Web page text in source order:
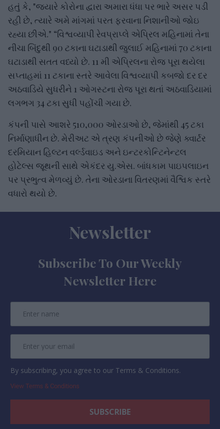
હતું કે, "જ્યારે કોરોના દ્વારા અમારા ધંધા પર ભારે અસર પડી
રહી છે, ત્યારે અમે માંગમાં પરત ફરવાના નિશાનીઓ જોઇ
રહ્યા છીએ." “વિશ્વવ્યાપી રેવપ્રાપ્લે એપ્રિલ મહિનામાં તેના
નીચા બિંદુથી 90 ટકાના ઘટાડાથી જુલાઈ મહિનામાં 70 ટકાના
ઘટાડાથી સતત વધ્યો છે. 11 મી એપ્રિલના રોજ પૂરા થયેલા
સપ્તાહમાં 11 ટકાના સ્તરે આવેલા વિશ્વવ્યાપી કબજો દર દર
અઠવાડિયે સુધરીને 1 ઓગસ્ટના રોજ પૂરા થતાં અઠવાડિયામાં
લગભગ 34 ટકા સુધી પહોંચી ગયા છે.
કંપની પાસે આશરે 510,000 ઓરડાઓ છે, જેમાંથી 45 ટકા
નિર્માણાધીન છે. મેરીઅટ એ ત્રણ કંપનીઓ છે જેણે ક્વાર્ટર
દરમિયાન હિલ્ટન વર્લ્ડવાઇડ અને ઇન્ટરકોન્ટિનેન્ટલ
હોટેલ્સ જૂથની સાથે એકંદર યુ.એસ. બાંધકામ પાઇપલાઇન
પર પ્રભુત્વ મેળવ્યું છે. તેના ઓરડાના વિતરણમાં વૈશ્વિક સ્તરે
વધારો થયો છે.
Newsletter
Subscribe To Our Weekly
Newsletter Here
By subscribing, you agree to our Terms & Conditions.
View Terms & Conditions